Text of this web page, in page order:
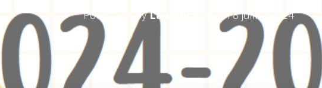
Published byLa direction on8 juillet 2024